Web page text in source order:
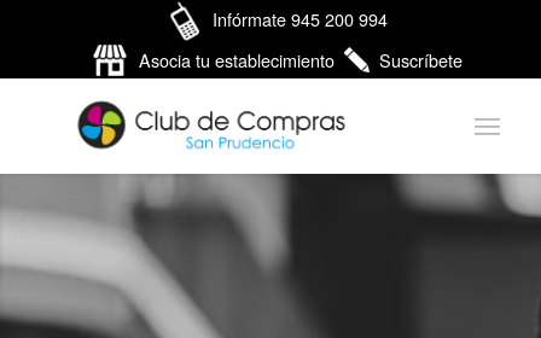
Infórmate 945 200 994
Asocia tu establecimiento
Suscríbete